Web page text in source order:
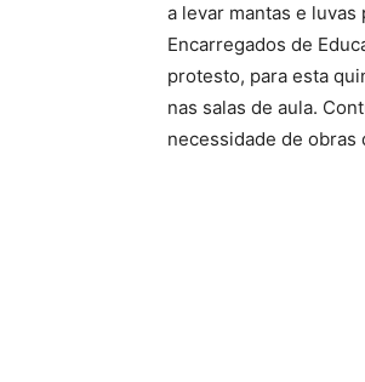
a levar mantas e luvas
Encarregados de
protesto, para esta
nas salas de aula.
necessidade de obras